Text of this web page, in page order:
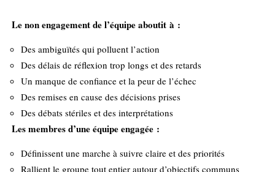
Le non engagement de l’équipe aboutit à :
Des ambiguïtés qui polluent l’action
Des délais de réflexion trop longs et des retards
Un manque de confiance et la peur de l’échec
Des remises en cause des décisions prises
Des débats stériles et des interprétations
Les membres d’une équipe engagée :
Définissent une marche à suivre claire et des priorités
Rallient le groupe tout entier autour d’objectifs communs